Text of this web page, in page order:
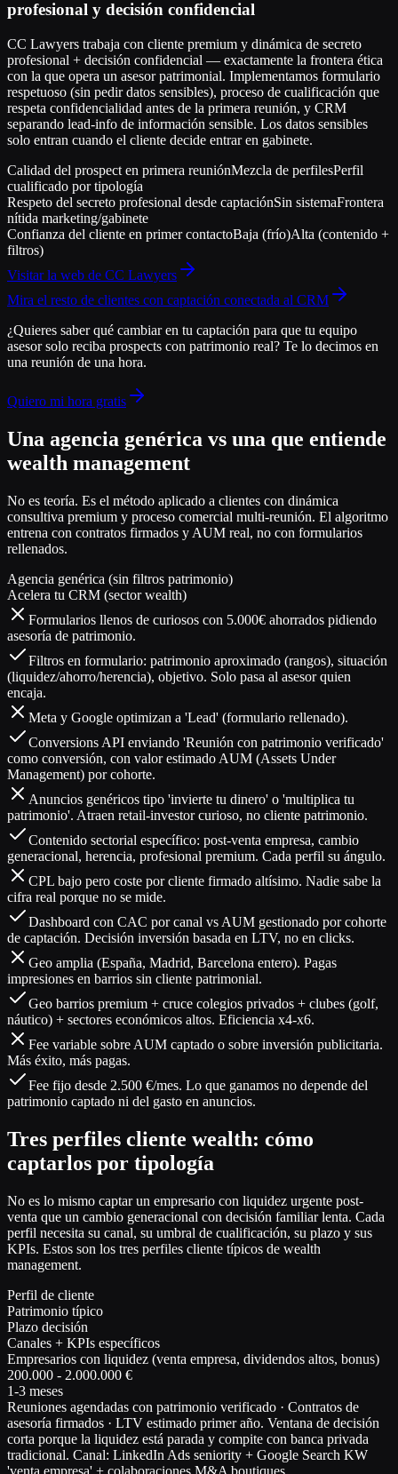
profesional y decisión confidencial
CC Lawyers trabaja con cliente premium y dinámica de secreto
profesional + decisión confidencial — exactamente la frontera ética
con la que opera un asesor patrimonial. Implementamos formulario
respetuoso (sin pedir datos sensibles), proceso de cualificación que
respeta confidencialidad antes de la primera reunión, y CRM
separando lead-info de información sensible. Los datos sensibles
solo entran cuando el cliente decide entrar en gabinete.
Calidad del prospect en primera reuniónMezcla de perfilesPerfil
cualificado por tipología
Respeto del secreto profesional desde captaciónSin sistemaFrontera
nítida marketing/gabinete
Confianza del cliente en primer contactoBaja (frío)Alta (contenido +
filtros)
Visitar la web de CC Lawyers
Mira el resto de clientes con captación conectada al CRM
¿Quieres saber qué cambiar en tu captación para que tu equipo
asesor solo reciba prospects con patrimonio real? Te lo decimos en
una reunión de una hora.
Quiero mi hora gratis
Una agencia genérica vs una que entiende
wealth management
No es teoría. Es el método aplicado a clientes con dinámica
consultiva premium y proceso comercial multi-reunión. El algoritmo
entrena con contratos firmados y AUM real, no con formularios
rellenados.
Agencia genérica (sin filtros patrimonio)
Acelera tu CRM (sector wealth)
Formularios llenos de curiosos con 5.000€ ahorrados pidiendo
asesoría de patrimonio.
Filtros en formulario: patrimonio aproximado (rangos), situación
(liquidez/ahorro/herencia), objetivo. Solo pasa al asesor quien
encaja.
Meta y Google optimizan a 'Lead' (formulario rellenado).
Conversions API enviando 'Reunión con patrimonio verificado'
como conversión, con valor estimado AUM (Assets Under
Management) por cohorte.
Anuncios genéricos tipo 'invierte tu dinero' o 'multiplica tu
patrimonio'. Atraen retail-investor curioso, no cliente patrimonio.
Contenido sectorial específico: post-venta empresa, cambio
generacional, herencia, profesional premium. Cada perfil su ángulo.
CPL bajo pero coste por cliente firmado altísimo. Nadie sabe la
cifra real porque no se mide.
Dashboard con CAC por canal vs AUM gestionado por cohorte
de captación. Decisión inversión basada en LTV, no en clicks.
Geo amplia (España, Madrid, Barcelona entero). Pagas
impresiones en barrios sin cliente patrimonial.
Geo barrios premium + cruce colegios privados + clubes (golf,
náutico) + sectores económicos altos. Eficiencia x4-x6.
Fee variable sobre AUM captado o sobre inversión publicitaria.
Más éxito, más pagas.
Fee fijo desde 2.500 €/mes. Lo que ganamos no depende del
patrimonio captado ni del gasto en anuncios.
Tres perfiles cliente wealth: cómo
captarlos por tipología
No es lo mismo captar un empresario con liquidez urgente post-
venta que un cambio generacional con decisión familiar lenta. Cada
perfil necesita su canal, su umbral de cualificación, su plazo y sus
KPIs. Estos son los tres perfiles cliente típicos de wealth
management.
Perfil de cliente
Patrimonio típico
Plazo decisión
Canales + KPIs específicos
Empresarios con liquidez (venta empresa, dividendos altos, bonus)
200.000 - 2.000.000 €
1-3 meses
Reuniones agendadas con patrimonio verificado · Contratos de
asesoría firmados · LTV estimado primer año. Ventana de decisión
corta porque la liquidez está parada y compite con banca privada
tradicional. Canal: LinkedIn Ads seniority + Google Search KW
'venta empresa' + colaboraciones M&A boutiques.